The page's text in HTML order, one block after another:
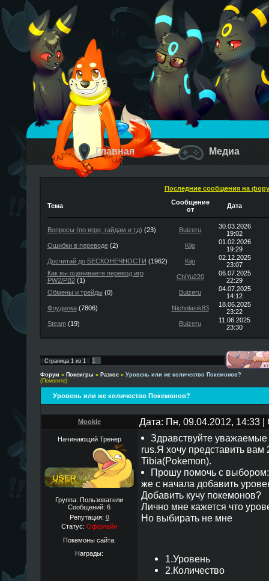
Главная Медиа
Последние сообщения на
Тема
Сообщение
от
Дата
Вопросы (по игре, гайдам и тд) (23) Buizeru
30.03.2026
19:02
Ошибки в переводе(2) Kijo
01.02.2026
19:29
Досчитай до БЕСКОНЕЧНОСТИ (1962) Kijo
02.12.2025
23:07
Как вы оцениваете перевод игр
PW2/PB2(1) ChiYu220
06.07.2025
22:29
Обмены и трейды (0) Buizeru
04.07.2025
14:12
Флудилка(7806) Nicholasik83
18.06.2025
23:22
Steam(19) Buizeru
11.06.2025
23:30
Страница 1из 1 1
Форум » Покеигры » Разное » Уровень или же количество Покемонов?
(Помогите)
Уровень или же количество Покемонов?
Mookie Дата: Пн, 09.04.2012, 14:33
Начинающий Тренер
Группа: Пользователи
Сообщений: 6
Репутация: 0
Статус: Оффлайн
Покемоны сайта:
Награды:
Здравствуйте уважаемые
rus.Я хочу представить
Tibia(Pokemon).
Прошу помочь с
же с начала добавить
Добавить кучу покемонов?
Лично мне кажется что
Но выбирать не мне
1.Уровень
2.Количество